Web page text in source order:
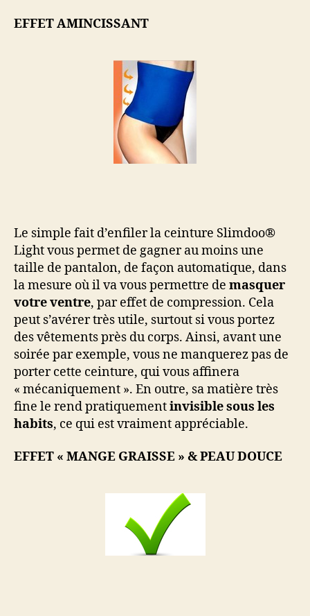
EFFET AMINCISSANT
Le simple fait d’enfiler la ceinture Slimdoo®
Light vous permet de gagner au moins une
taille de pantalon, de façon automatique, dans
la mesure où il va vous permettre de masquer
votre ventre, par effet de compression. Cela
peut s’avérer très utile, surtout si vous portez
des vêtements près du corps. Ainsi, avant une
soirée par exemple, vous ne manquerez pas de
porter cette ceinture, qui vous affinera
« mécaniquement ». En outre, sa matière très
fine le rend pratiquementinvisible sous les
habits, ce qui est vraiment appréciable.
EFFET « MANGE GRAISSE » & PEAU DOUCE